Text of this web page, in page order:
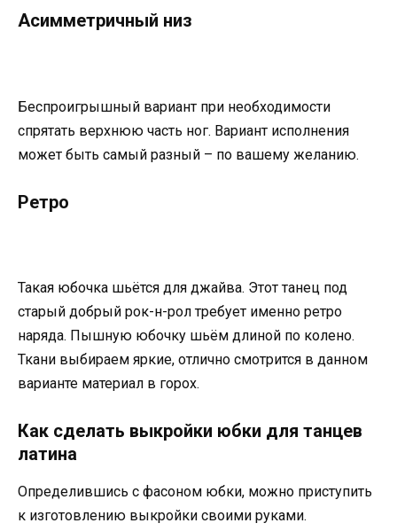
Асимметричный низ
Беспроигрышный вариант при необходимости
спрятать верхнюю часть ног. Вариант исполнения
может быть самый разный – по вашему желанию.
Ретро
Такая юбочка шьётся для джайва. Этот танец под
старый добрый рок-н-рол требует именно ретро
наряда. Пышную юбочку шьём длиной по колено.
Ткани выбираем яркие, отлично смотрится в данном
варианте материал в горох.
Как сделать выкройки юбки для танцев
латина
Определившись с фасоном юбки, можно приступить
к изготовлению выкройки своими руками.